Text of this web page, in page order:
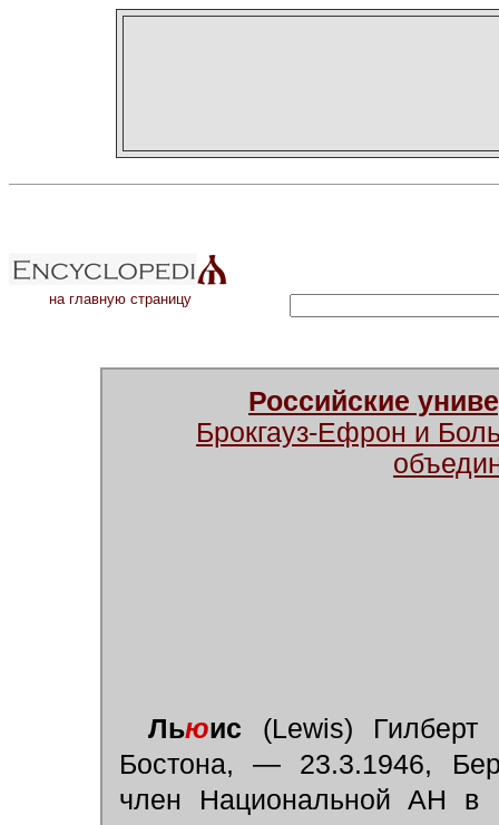
на главную страницу
Российские
Брокгауз-Ефрон и
Льюис (Lewis) Гилберт
Бостона, — 23.3.1946,
член Национальной АН в